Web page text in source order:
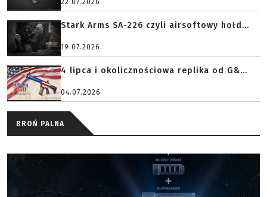
22.07.2026
Stark Arms SA-226 czyli airsoftowy hołd...
19.07.2026
4 lipca i okolicznościowa replika od G&...
04.07.2026
BROŃ PALNA